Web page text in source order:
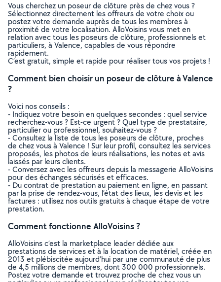
Vous cherchez un poseur de clôture près de chez vous ?
Sélectionnez directement les offreurs de votre choix ou
postez votre demande auprès de tous les membres à
proximité de votre localisation. AlloVoisins vous met en
relation avec tous les poseurs de clôture, professionnels et
particuliers, à Valence, capables de vous répondre
rapidement.
C’est gratuit, simple et rapide pour réaliser tous vos projets !
Comment bien choisir un poseur de clôture à Valence
?
Voici nos conseils :
- Indiquez votre besoin en quelques secondes : quel service
recherchez-vous ? Est-ce urgent ? Quel type de prestataire,
particulier ou professionnel, souhaitez-vous ?
- Consultez la liste de tous les poseurs de clôture, proches
de chez vous à Valence ! Sur leur profil, consultez les services
proposés, les photos de leurs réalisations, les notes et avis
laissés par leurs clients.
- Conversez avec les offreurs depuis la messagerie AlloVoisins
pour des échanges sécurisés et efficaces.
- Du contrat de prestation au paiement en ligne, en passant
par la prise de rendez-vous, l’état des lieux, les devis et les
factures : utilisez nos outils gratuits à chaque étape de votre
prestation.
Comment fonctionne AlloVoisins ?
AlloVoisins c’est la marketplace leader dédiée aux
prestations de services et à la location de matériel, créée en
2013 et plébiscitée aujourd’hui par une communauté de plus
de 4,5 millions de membres, dont 300 000 professionnels.
Postez votre demande et trouvez proche de chez vous un